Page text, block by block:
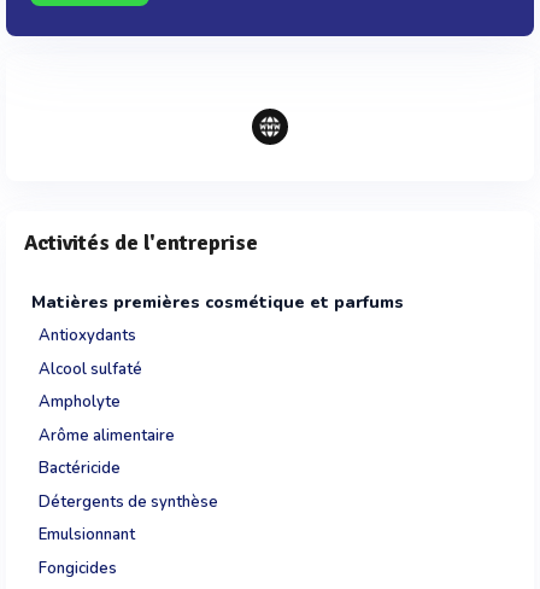
Activités de l'entreprise
Matières premières cosmétique et parfums
Antioxydants
Alcool sulfaté
Ampholyte
Arôme alimentaire
Bactéricide
Détergents de synthèse
Emulsionnant
Fongicides